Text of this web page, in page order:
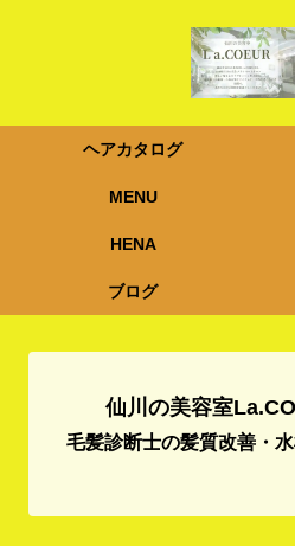
ヘアカタログ
MENU
HENA
ブログ
仙川の美容室
毛髪診断士の髪質改善・